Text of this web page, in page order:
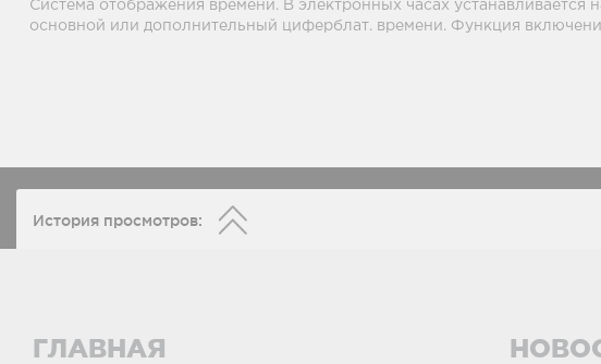
Система отображения времени. В электронных часах
основной или дополнительный циферблат. времени. Функция
История просмотров:
ГЛАВНАЯ